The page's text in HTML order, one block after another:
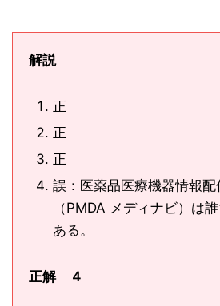
解説
正
正
正
誤：医薬品医療機器情報配
（PMDA メディナビ）は
ある。
正解 ４